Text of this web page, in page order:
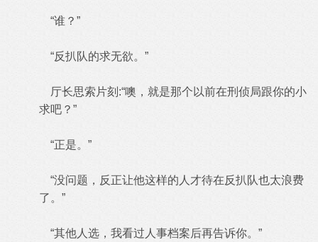
“谁？”
“反扒队的求无欲。”
厅长思索片刻:“噢，就是那个以前在刑侦局跟你的小
求吧？”
“正是。”
“没问题，反正让他这样的人才待在反扒队也太浪费
了。”
“其他人选，我看过人事档案后再告诉你。”